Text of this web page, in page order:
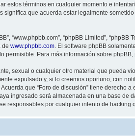
estos términos en cualquier momento e
que acuerda estar legalmente
“www.phpbb.com”, “phpBB Limited”,
de www.phpbb.com. El software phpBB
permisible. Para más información sobre phpBB,
sexual o cualquier otro material que pueda
expulsado y, si lo creemos oportuno, con
que “Foro de discusión” tiene derecho
ingresado será almacenada en una base de
responsables por cualquier intento de